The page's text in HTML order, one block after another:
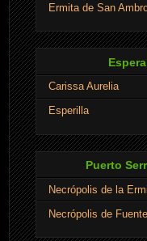
Ermita de San
Carissa Aurelia
Esperilla
Puerto
Necrópolis de la
Necrópolis de